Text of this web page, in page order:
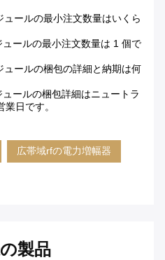
ールの最小注文数量はいくら
ールの最小注文数量は 1 個で
ールの梱包の詳細と納期は何
ールの梱包詳細はニュートラ
日です。
広帯域rfの電力増幅器
製品